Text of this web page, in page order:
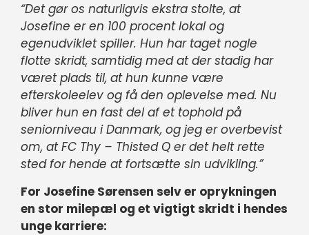
“Det gør os naturligvis ekstra stolte, at
Josefine er en 100 procent lokal og
egenudviklet spiller. Hun har taget nogle
flotte skridt, samtidig med at der stadig har
været plads til, at hun kunne være
efterskoleelev og få den oplevelse med. Nu
bliver hun en fast del af et tophold på
seniorniveau i Danmark, og jeg er overbevist
om, at FC Thy – Thisted Q er det helt rette
sted for hende at fortsætte sin udvikling.”
For Josefine Sørensen selv er oprykningen
en stor milepæl og et vigtigt skridt i hendes
unge karriere: